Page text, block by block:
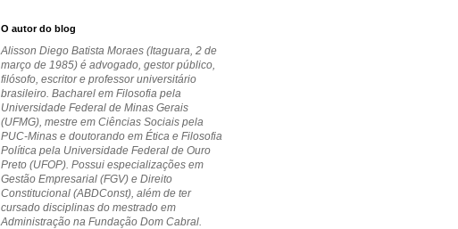
O autor do blog
Alisson Diego Batista Moraes (Itaguara, 2 de
março de 1985) é advogado, gestor público,
filósofo, escritor e professor universitário
brasileiro. Bacharel em Filosofia pela
Universidade Federal de Minas Gerais
(UFMG), mestre em Ciências Sociais pela
PUC-Minas e doutorando em Ética e Filosofia
Política pela Universidade Federal de Ouro
Preto (UFOP). Possui especializações em
Gestão Empresarial (FGV) e Direito
Constitucional (ABDConst), além de ter
cursado disciplinas do mestrado em
Administração na Fundação Dom Cabral.